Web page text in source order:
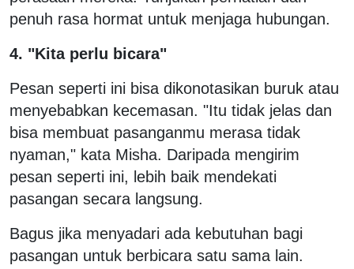
penuh rasa hormat untuk menjaga hubungan.
4. "Kita perlu bicara"
Pesan seperti ini bisa dikonotasikan buruk atau
menyebabkan kecemasan. "Itu tidak jelas dan
bisa membuat pasanganmu merasa tidak
nyaman," kata Misha. Daripada mengirim
pesan seperti ini, lebih baik mendekati
pasangan secara langsung.
Bagus jika menyadari ada kebutuhan bagi
pasangan untuk berbicara satu sama lain.